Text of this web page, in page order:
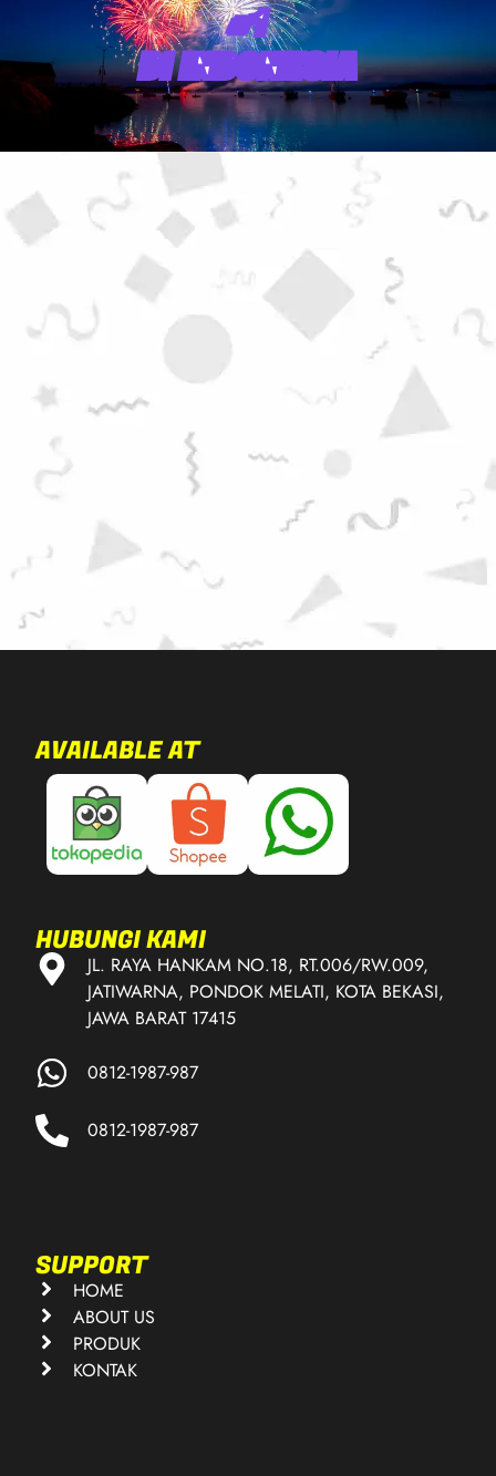
#1
DI INDONESIA
AVAILABLE AT
HUBUNGI KAMI
JL. RAYA HANKAM NO.18, RT.006/RW.009,
JATIWARNA, PONDOK MELATI, KOTA BEKASI,
JAWA BARAT 17415
0812-1987-987
0812-1987-987
SUPPORT
HOME
ABOUT US
PRODUK
KONTAK